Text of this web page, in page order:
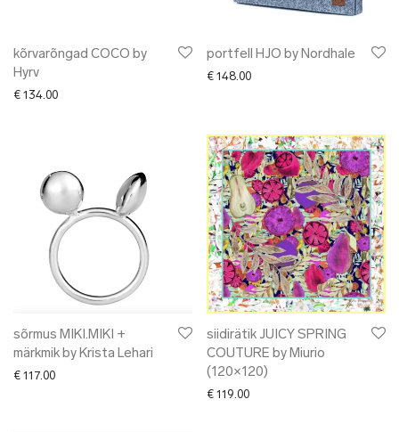
kõrvarõngad COCO by
Hyrv
€ 134.00
portfell HJO by Nordhale
€ 148.00
sõrmus MIKI.MIKI +
märkmik by Krista Lehari
€ 117.00
siidirätik JUICY SPRING
COUTURE by Miurio
(120×120)
€ 119.00